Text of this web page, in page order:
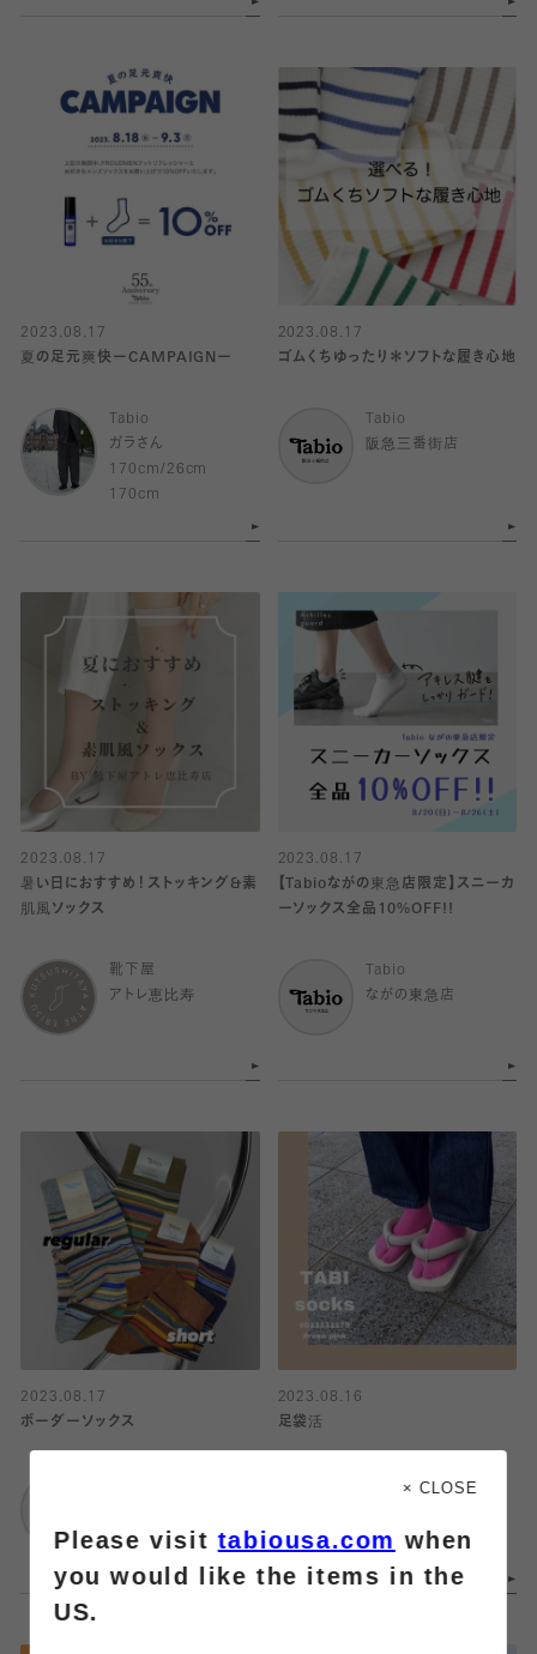
2023.08.17
夏の足元爽快ーCAMPAIGNー
Tabio
ガラさん
170cm/26cm
170cm
2023.08.17
ゴムくちゆったり＊ソフトな履き心地
Tabio
阪急三番街店
2023.08.17
暑い日におすすめ！ストッキング&素
肌風ソックス
靴下屋
アトレ恵比寿
2023.08.17
【Tabioながの東急店限定】スニーカ
ーソックス全品10%OFF!!
Tabio
ながの東急店
2023.08.17
ボーダーソックス
2023.08.16
足袋活
靴下屋× CLOSE
Please visittabiousa.com when
you would like the items in the
US.